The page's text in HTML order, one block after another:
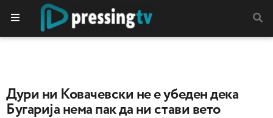
Дури ни Ковачевски не е убеден дека
Бугарија нема пак да ни стави вето